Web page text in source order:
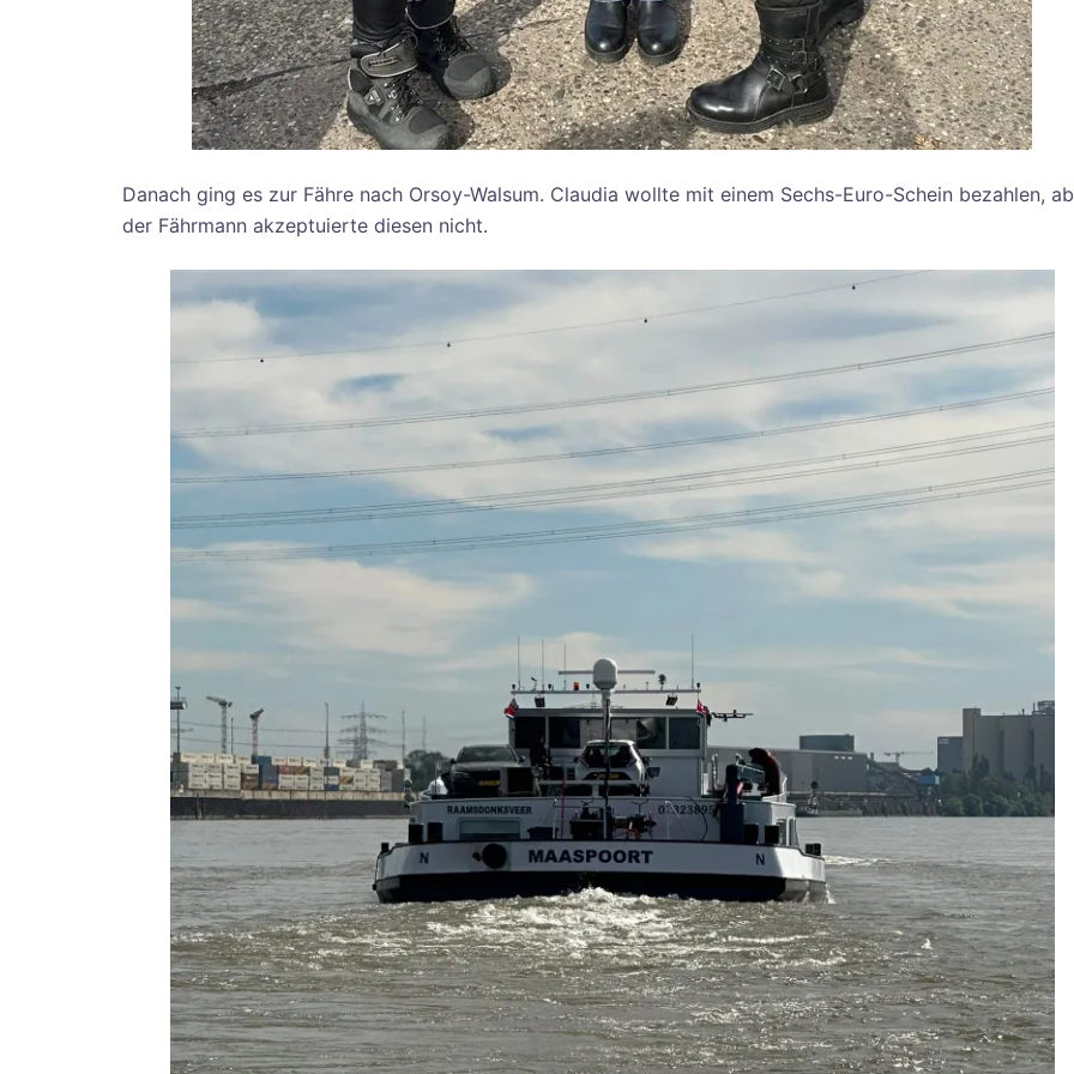
Danach ging es zur Fähre nach Orsoy-Walsum. Claudia wollte mit einem Sechs-Euro-Schein bezahlen,
der Fährmann akzeptuierte diesen nicht.